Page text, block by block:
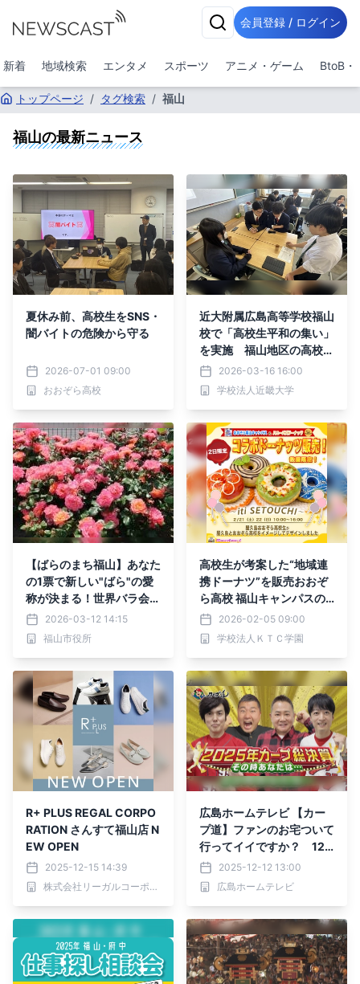
会員登録 / ログイン
新着 地域検索 エンタメ スポーツ アニメ・ゲーム BtoB・
トップページ / タグ検索 / 福山
福山の最新ニュース
夏休み前、高校生をSNS・
闇バイトの危険から守る
2026-07-01 09:00
おおぞら高校
近大附属広島高等学校福山
校で「高校生平和の集い」
を実施 福山地区の高校生
が集まり「平和とは何か」
をテーマに語り合う
2026-03-16 16:00
学校法人近畿大学
【ばらのまち福山】あなた
の1票で新しい"ばら"の愛
称が決まる！世界バラ会議
大会記念ばら・福山市長賞
受賞ばらの愛称の一般投票
受付中
2026-03-12 14:15
福山市役所
高校生が考案した“地域連
携ドーナツ”を販売おおぞ
ら高校 福山キャンパスの
生徒会広報部が地元店舗と
協力しオリジナル商品を企
画
2026-02-05 09:00
学校法人ＫＴＣ学園
R+ PLUS REGAL CORPO
RATION さんすて福山店 N
EW OPEN
2025-12-15 14:39
株式会社リーガルコーポレーション
広島ホームテレビ 【カー
プ道】ファンのお宅ついて
行ってイイですか？ 12
月16日(火)深夜放送
2025-12-12 13:00
広島ホームテレビ